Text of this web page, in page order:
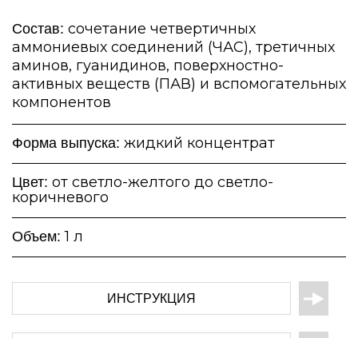
Состав: сочетание четвертичных
аммониевых соединений (ЧАС), третичных
аминов, гуанидинов, поверхностно-
активных веществ (ПАВ) и вспомогательных
компонентов
Форма выпуска: жидкий концентрат
Цвет: от светло-желтого до светло-
коричневого
Объем: 1 л
ИНСТРУКЦИЯ